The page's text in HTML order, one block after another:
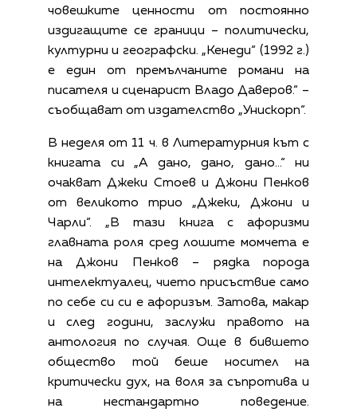
човешките ценности от постоянно
издигащите се граници – политически,
културни и географски. „Кенеди“ (1992 г.)
е един от премълчаните романи на
писателя и сценарист Владо Даверов.“ –
съобщават от издателство „Унискорп“.
В неделя от 11 ч. в Литературния кът с
книгата си „А дано, дано, дано…“ ни
очакват Джеки Стоев и Джони Пенков
от великото трио „Джеки, Джони и
Чарли“. „В тази книга с афоризми
главната роля сред лошите момчета е
на Джони Пенков – рядка порода
интелектуалец, чието присъствие само
по себе си си е афоризъм. Затова, макар
и след години, заслужи правото на
антология по случая. Още в бившето
общество той беше носител на
критически дух, на воля за съпротива и
на нестандартно поведение.